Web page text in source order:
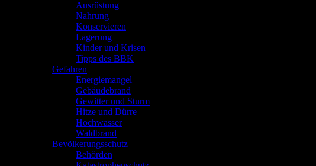
Ausrüstung
Nahrung
Konservieren
Lagerung
Kinder und Krisen
Tipps des BBK
Gefahren
Energiemangel
Gebäudebrand
Gewitter und Sturm
Hitze und Dürre
Hochwasser
Waldbrand
Bevölkerungsschutz
Behörden